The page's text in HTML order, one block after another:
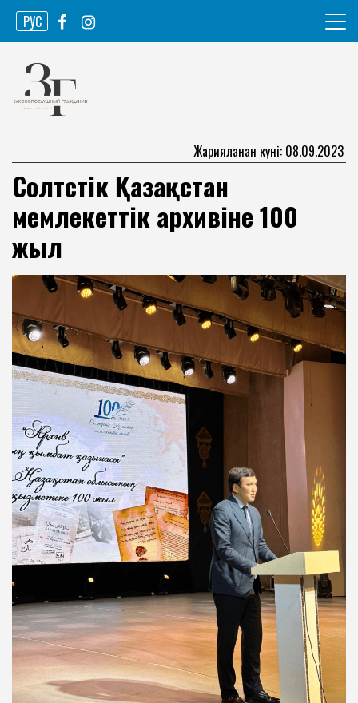
Skip
content
РУС
Законопослушный гражданин
Жарияланған күні: 08.09.2023
Солтүстік Қазақстан
мемлекеттік архивіне 100
жыл